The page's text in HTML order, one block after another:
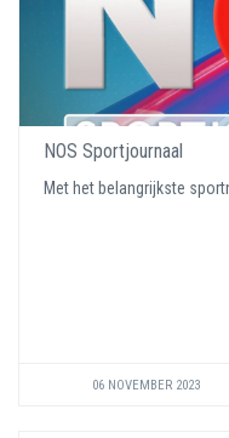
NOS Sportjournaal
Met het belangrijkste
06 NOVEMBER 2023